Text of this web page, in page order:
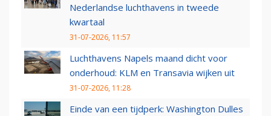
Nederlandse luchthavens in tweede
kwartaal
31-07-2026, 11:57
Luchthavens Napels maand dicht voor
onderhoud: KLM en Transavia wijken uit
31-07-2026, 11:28
Einde van een tijdperk: Washington Dulles